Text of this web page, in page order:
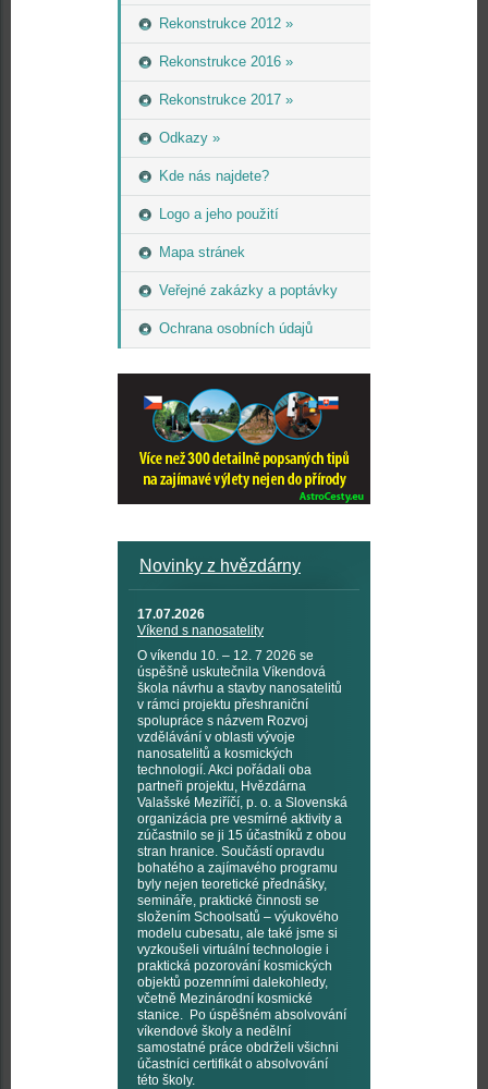
Rekonstrukce 2012 »
Rekonstrukce 2016 »
Rekonstrukce 2017 »
Odkazy »
Kde nás najdete?
Logo a jeho použití
Mapa stránek
Veřejné zakázky a poptávky
Ochrana osobních údajů
Novinky z hvězdárny
17.07.2026
Víkend s nanosatelity
O víkendu 10. – 12. 7 2026 se
úspěšně uskutečnila Víkendová
škola návrhu a stavby nanosatelitů
v rámci projektu přeshraniční
spolupráce s názvem Rozvoj
vzdělávání v oblasti vývoje
nanosatelitů a kosmických
technologií. Akci pořádali oba
partneři projektu, Hvězdárna
Valašské Meziříčí, p. o. a Slovenská
organizácia pre vesmírné aktivity a
zúčastnilo se ji 15 účastníků z obou
stran hranice. Součástí opravdu
bohatého a zajímavého programu
byly nejen teoretické přednášky,
semináře, praktické činnosti se
složením Schoolsatů – výukového
modelu cubesatu, ale také jsme si
vyzkoušeli virtuální technologie i
praktická pozorování kosmických
objektů pozemními dalekohledy,
včetně Mezinárodní kosmické
stanice. Po úspěšném absolvování
víkendové školy a nedělní
samostatné práce obdrželi všichni
účastníci certifikát o absolvování
této školy.